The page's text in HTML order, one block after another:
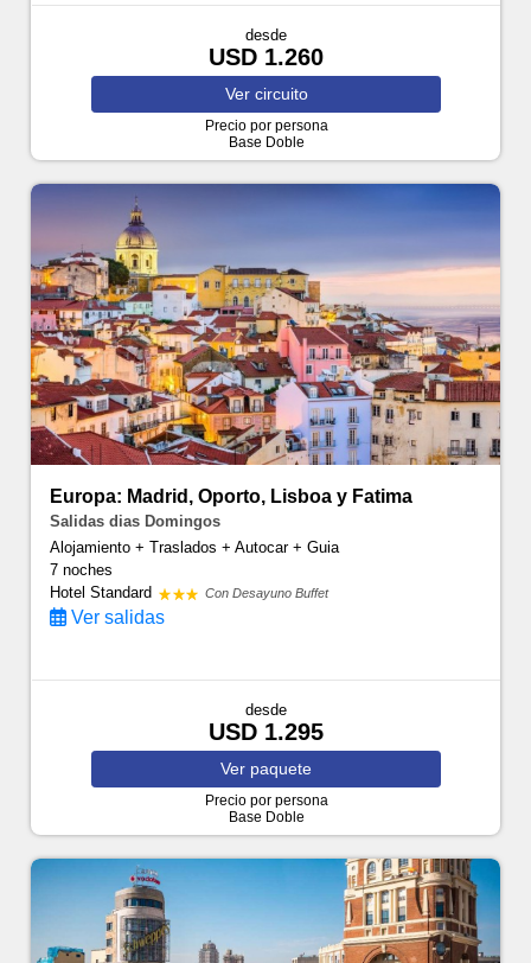
desde
USD 1.260
Ver circuito
Precio por persona
Base Doble
Europa: Madrid, Oporto, Lisboa y Fatima
Salidas dias Domingos
Alojamiento + Traslados + Autocar + Guia
7 noches
Hotel Standard
Con Desayuno Buffet
Ver salidas
desde
USD 1.295
Ver paquete
Precio por persona
Base Doble